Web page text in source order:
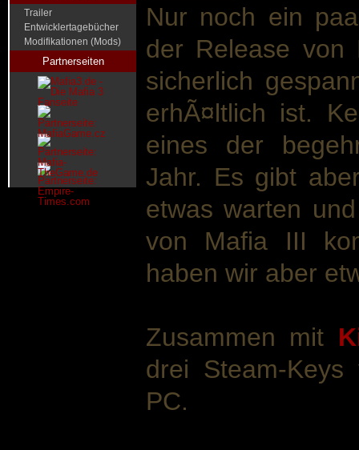
Trailer
Entwicklertagebücher
Modifikationen (Mods)
Partnerseiten
Nur noch ein
der Release
sicherlich
erhÃ¤ltlich ist.
eines der
Jahr. Es gibt
etwas warten
von Mafia III
haben wir aber
Zusammen mit
drei Steam-
PC.